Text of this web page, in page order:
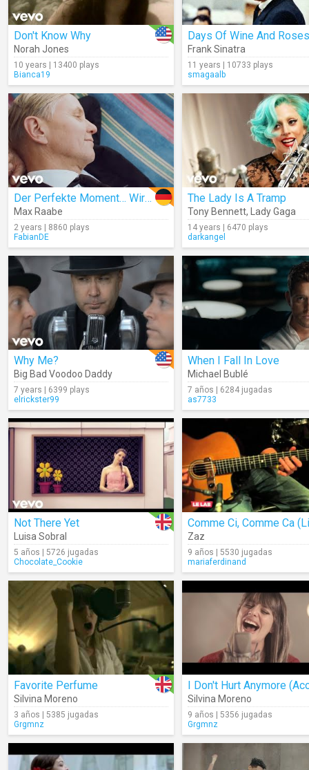
Don't Know Why
Norah Jones
10 years | 13400 plays
Bianca19
Frank Sinatra
11 years | 10733 plays
smagaalb
Der Perfekte Moment… Wird Heut Verpennt
Max Raabe
2 years | 8860 plays
FabianDE
The Lady Is A Tramp
Tony Bennett, Lady Gaga
14 years | 6470 plays
darkangel
Why Me?
Big Bad Voodoo Daddy
7 years | 6399 plays
elrickster99
When I Fall In Love
Michael Bublé
7 años | 6284 jugadas
as7733
Not There Yet
Luisa Sobral
5 años | 5726 jugadas
Chocolate_Cookie
Comme Ci, Comme Ca
Zaz
9 años | 5530 jugadas
mariaferdinand
Favorite Perfume
Silvina Moreno
3 años | 5385 jugadas
Grgmnz
Silvina Moreno
9 años | 5356 jugadas
Grgmnz